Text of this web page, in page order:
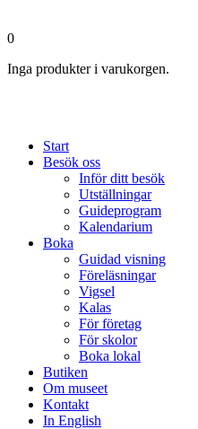
0
Inga produkter i varukorgen.
Start
Besök oss
Inför ditt besök
Utställningar
Guideprogram
Kalendarium
Boka
Guidad visning
Föreläsningar
Vigsel
Kalas
För företag
För skolor
Boka lokal
Butiken
Om museet
Kontakt
In English